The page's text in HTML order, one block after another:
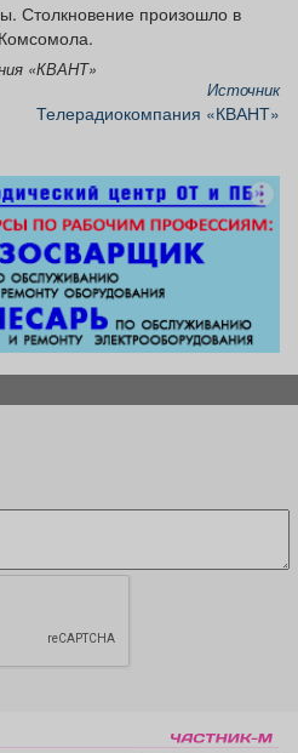
Столкновение произошло в
«КВАНТ»
Источник
Телерадиокомпания «КВАНТ»